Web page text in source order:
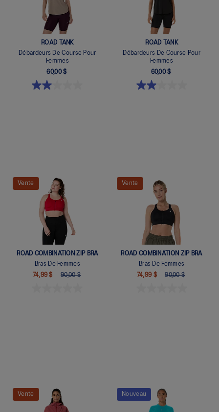
ROAD TANK
Débardeurs De Course Pour
Femmes
60,00 $
Quickview
ROAD TANK
Débardeurs De Course Pour
Femmes
60,00 $
Quickview
Vente
ROAD COMBINATION ZIP BRA
Bras De Femmes
74,99 $
90,00 $
Vente
ROAD COMBINATION ZIP BRA
Bras De Femmes
74,99 $
90,00 $
Vente
Nouveau